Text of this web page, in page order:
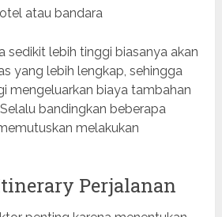
atau bandara
sedikit lebih tinggi biasanya akan
yang lebih lengkap, sehingga
mengeluarkan biaya tambahan
bandingkan beberapa
melakukan
Perjalanan